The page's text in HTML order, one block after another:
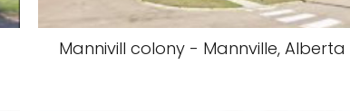
Mannivill colony - Mannville, Alberta